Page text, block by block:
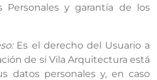
Personales y garantía de los
Es el derecho del Usuario a
de si Vila Arquitectura está
datos personales y, en caso